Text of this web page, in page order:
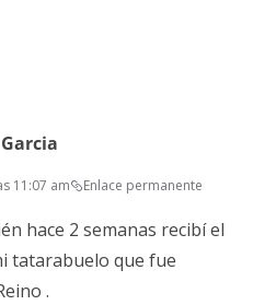
11:07 am Enlace permanente
hace 2 semanas recibí el
tatarabuelo que fue
.